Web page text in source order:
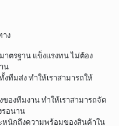
าง
ตรฐาน แข็งแรงทน ไม่ต้อง
น
ทีมส่ง ทำให้เราสามารถให้
องทีมงาน ทำให้เราสามารถจัด
รอนาน
ะหนักถึงความพร้อมของสินค้าใน